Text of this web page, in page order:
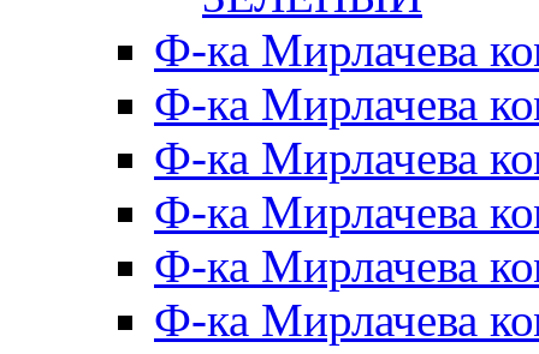
Ф-ка Мирлачева
Ф-ка Мирлачева
Ф-ка Мирлачева
Ф-ка Мирлачева
Ф-ка Мирлачева
Ф-ка Мирлачева